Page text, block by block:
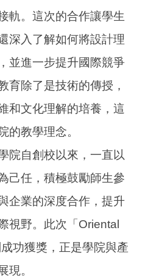
軌。這次的合作讓學生
深入了解如何將設計理
並進一步提升國際競爭
育除了是技術的傳授，
和文化理解的培養，這
的教學理念。
院自創校以來，一直以
己任，積極鼓勵師生參
企業的深度合作，提升
視野。此次「Oriental
功獲獎，正是學院與產
現。